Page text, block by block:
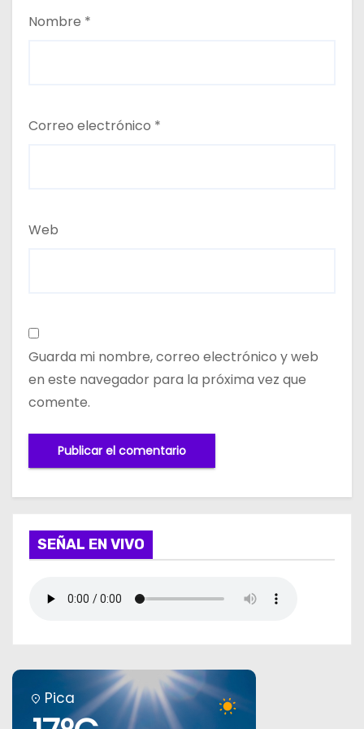
Nombre *
Correo electrónico *
Web
Guarda mi nombre, correo electrónico y web
en este navegador para la próxima vez que
comente.
SEÑAL EN VIVO
Pica